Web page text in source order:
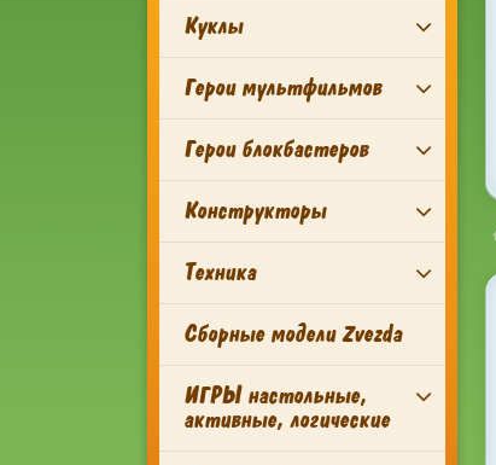
Куклы
Герои мультфильмов
Герои блокбастеров
Конструкторы
Техника
Сборные модели Zvezda
ИГРЫ настольные,
активные, логические